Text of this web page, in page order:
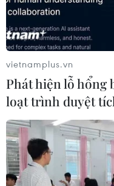
Tăng cường gần
Tết Dương lịch
24/11/2018 01:40
vietnamplus.vn
Phát hiện lỗ hổng
loạt trình duyệt